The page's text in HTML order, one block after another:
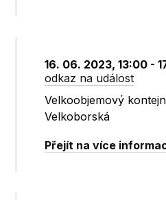
16. 06. 2023, 13:00 -
odkaz na událost
Velkoobjemový
Velkoborská
Přejít na více